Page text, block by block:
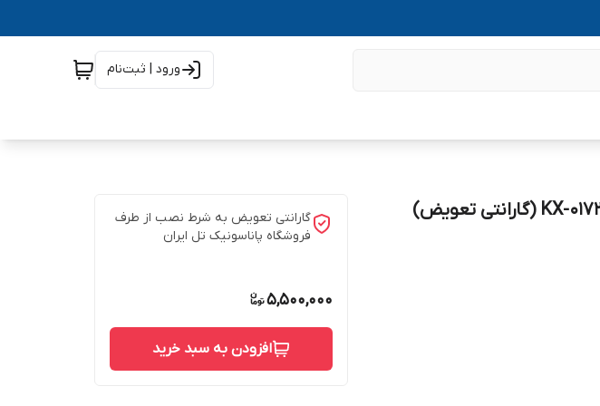
ورود | ثبت‌نام
گارانتی تعویض به شرط نصب از طرف
فروشگاه پاناسونیک تل ایران
5,500,000
افزودن به سبد خرید